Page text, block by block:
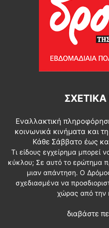
Εναλλακτική
κοινωνικά κινήματα και
Κάθε Σάββατο έως
Τι είδους εγχείρημα μπορεί
κύκλου; Σε αυτό το ερώτημα
μιαν απάντηση. Ο
σχεδιασμένα να
χώρας από την
διαβάστε